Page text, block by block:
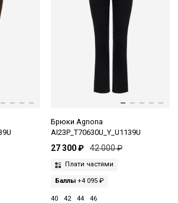
Брюки Agnona
AI23P_T70630U_Y_U1139U
27 300 ₽ 42 000 ₽
Плати частями
Баллы+4 095 ₽
40 42 44 46